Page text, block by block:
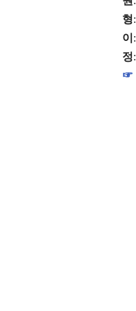
형:
이 :
정:
☞